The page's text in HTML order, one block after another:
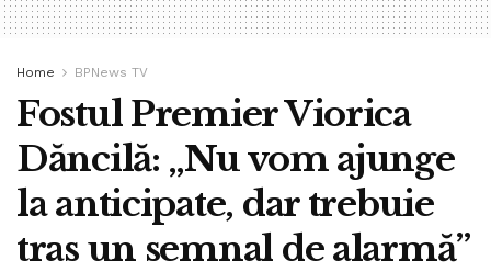
Home BPNews TV
Fostul Premier Viorica
Dăncilă: „Nu vom ajunge
la anticipate, dar trebuie
tras un semnal de alarmă”